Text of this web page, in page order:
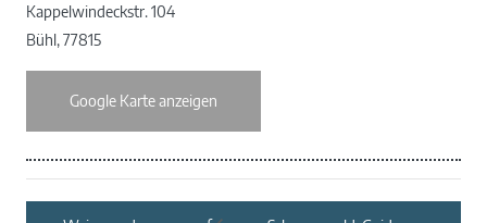
Kappelwindeckstr. 104
Bühl,77815
Google Karte anzeigen